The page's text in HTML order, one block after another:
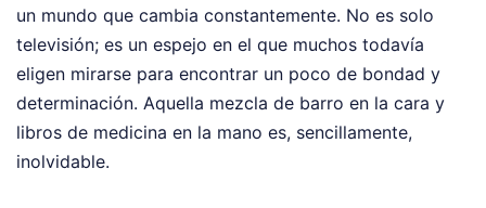
un mundo que cambia constantemente. No es solo
televisión; es un espejo en el que muchos todavía
eligen mirarse para encontrar un poco de bondad y
determinación. Aquella mezcla de barro en la cara y
libros de medicina en la mano es, sencillamente,
inolvidable.